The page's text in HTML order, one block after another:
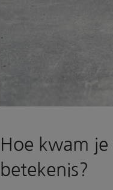
Hoe kwam
betekenis?